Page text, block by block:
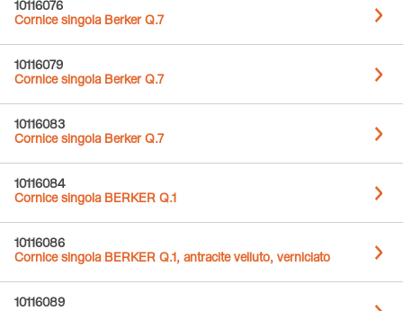
10116076
Cornice singola Berker Q.7
10116079
Cornice singola Berker Q.7
10116083
Cornice singola Berker Q.7
10116084
Cornice singola BERKER Q.1
10116086
Cornice singola BERKER Q.1, antracite velluto, verniciato
10116089